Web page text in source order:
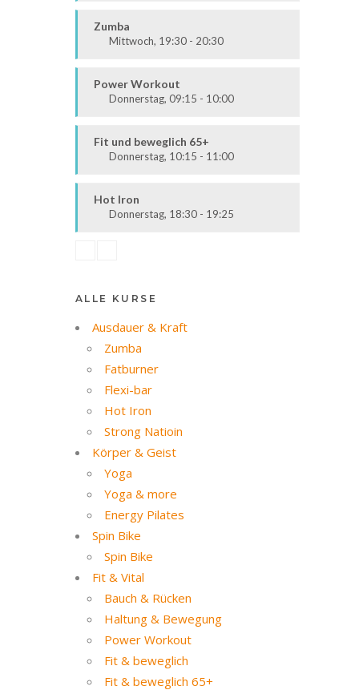
Zumba
Mittwoch, 19:30 - 20:30
Alle
Power Workout
Donnerstag, 09:15 - 10:00
Mittelstufe
Fit und beweglich 65+
Donnerstag, 10:15 - 11:00
Alle
Hot Iron
Donnerstag, 18:30 - 19:25
ALLE KURSE
Ausdauer & Kraft
Zumba
Fatburner
Flexi-bar
Hot Iron
Strong Natioin
Körper & Geist
Yoga
Yoga & more
Energy Pilates
Spin Bike
Spin Bike
Fit & Vital
Bauch & Rücken
Haltung & Bewegung
Power Workout
Fit & beweglich
Fit & beweglich 65+